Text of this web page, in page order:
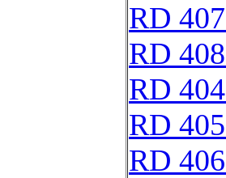
RD
RD
RD
RD
RD